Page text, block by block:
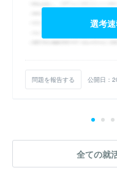
選考速
問題を報告する 公開日：
全ての就